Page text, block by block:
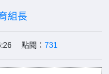
組長
點閱： 731